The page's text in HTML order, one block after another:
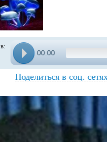
00:00
Поделиться в соц.